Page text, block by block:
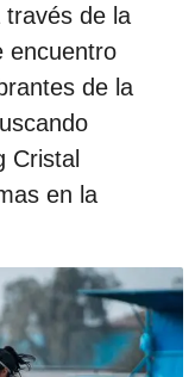
través de la
encuentro
de la
Cristal
en la